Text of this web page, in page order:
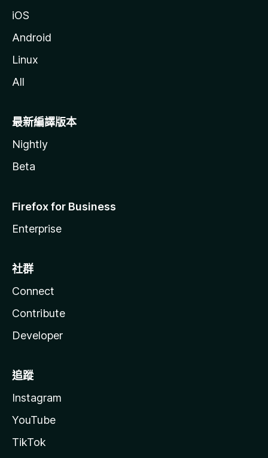
iOS
Android
Linux
All
最新編譯版本
Nightly
Beta
Firefox for Business
Enterprise
社群
Connect
Contribute
Developer
追蹤
Instagram
YouTube
TikTok